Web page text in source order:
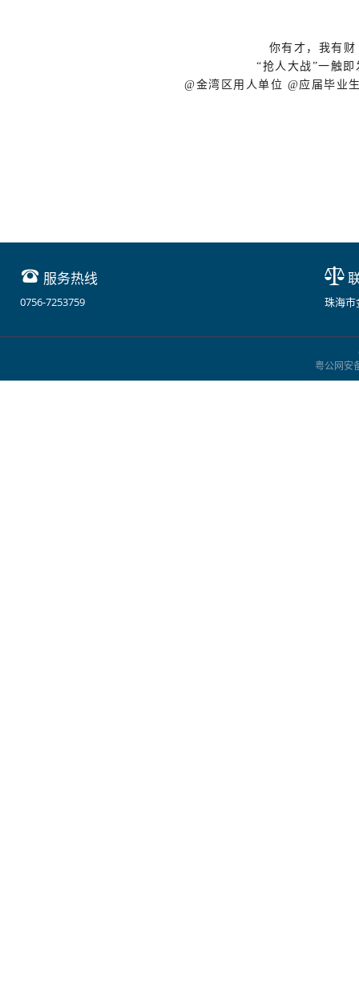
你有才，我有财
“抢人大战”一触即
@金湾区用人单位 @应届毕业
服务热线
0756-7253759 珠海市
粤公网安